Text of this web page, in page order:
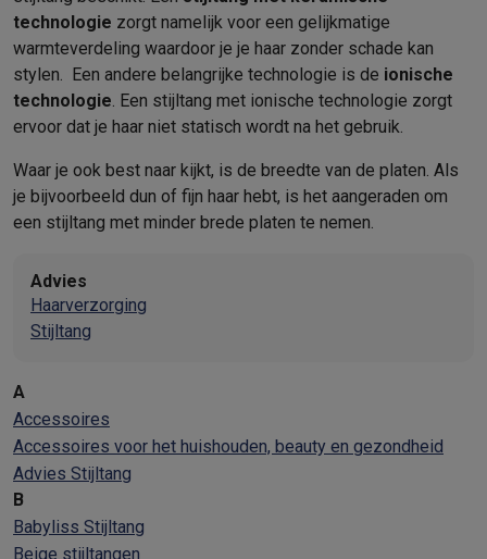
technologie zorgt namelijk voor een gelijkmatige
warmteverdeling waardoor je je haar zonder schade kan
stylen. Een andere belangrijke technologie is de ionische
technologie. Een stijltang met ionische technologie zorgt
ervoor dat je haar niet statisch wordt na het gebruik.
Waar je ook best naar kijkt, is de breedte van de platen. Als
je bijvoorbeeld dun of fijn haar hebt, is het aangeraden om
een stijltang met minder brede platen te nemen.
Advies
Haarverzorging
Stijltang
A
Accessoires
Accessoires voor het huishouden, beauty en gezondheid
Advies Stijltang
B
Babyliss Stijltang
Beige stijltangen